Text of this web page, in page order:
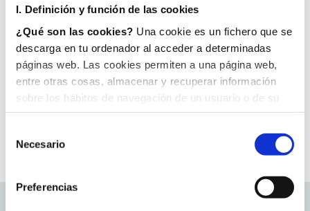
I. Definición y función de las cookies
¿Qué son las cookies? Una cookie es un fichero que se
descarga en tu ordenador al acceder a determinadas
páginas web. Las cookies permiten a una página web,
entre otras cosas, almacenar y recuperar información
sobre los hábitos de navegación de un usuario o de su
equipo y, dependiendo de la información que contengan y
de la forma en que utilice su equipo, pueden utilizarse
para reconocer al usuario.
1. En función del propietario de la cookie:
: Son aquéllas que se envían al
Necesario
Preferencias